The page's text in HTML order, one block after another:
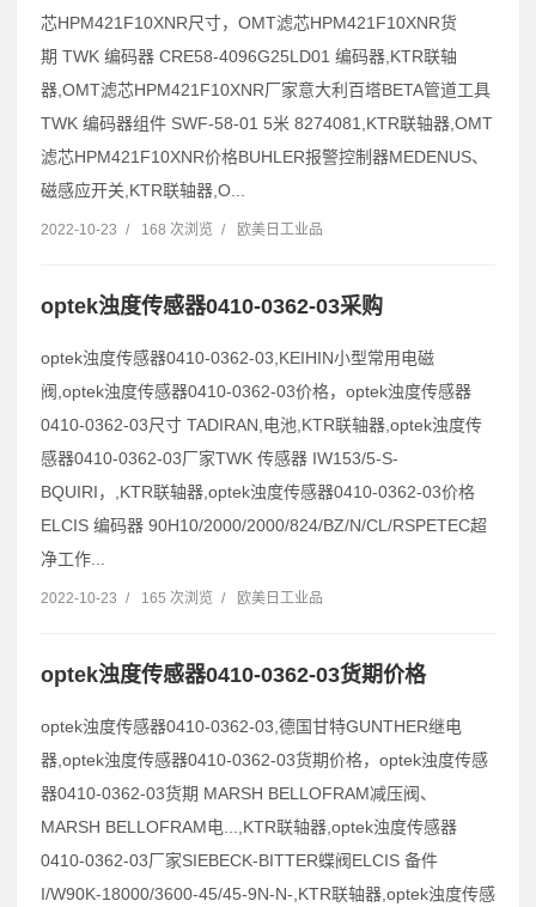
芯HPM421F10XNR尺寸，OMT滤芯HPM421F10XNR货
期 TWK 编码器 CRE58-4096G25LD01 编码器,KTR联轴
器,OMT滤芯HPM421F10XNR厂家意大利百塔BETA管道工具
TWK 编码器组件 SWF-58-01 5米 8274081,KTR联轴器,OMT
滤芯HPM421F10XNR价格BUHLER报警控制器MEDENUS、
磁感应开关,KTR联轴器,O...
2022-10-23 / 168 次浏览 / 欧美日工业品
optek浊度传感器0410-0362-03采购
optek浊度传感器0410-0362-03,KEIHIN小型常用电磁
阀,optek浊度传感器0410-0362-03价格，optek浊度传感器
0410-0362-03尺寸 TADIRAN,电池,KTR联轴器,optek浊度传
感器0410-0362-03厂家TWK 传感器 IW153/5-S-
BQUIRI，,KTR联轴器,optek浊度传感器0410-0362-03价格
ELCIS 编码器 90H10/2000/2000/824/BZ/N/CL/RSPETEC超
净工作...
2022-10-23 / 165 次浏览 / 欧美日工业品
optek浊度传感器0410-0362-03货期价格
optek浊度传感器0410-0362-03,德国甘特GUNTHER继电
器,optek浊度传感器0410-0362-03货期价格，optek浊度传感
器0410-0362-03货期 MARSH BELLOFRAM减压阀、
MARSH BELLOFRAM电...,KTR联轴器,optek浊度传感器
0410-0362-03厂家SIEBECK-BITTER蝶阀ELCIS 备件
I/W90K-18000/3600-45/45-9N-N-,KTR联轴器,optek浊度传感